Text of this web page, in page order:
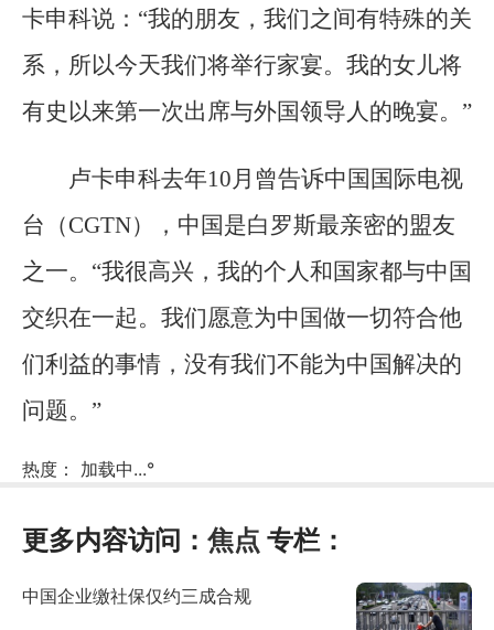
卡申科说：“我的朋友，我们之间有特殊的关
系，所以今天我们将举行家宴。我的女儿将
有史以来第一次出席与外国领导人的晚宴。”
卢卡申科去年10月曾告诉中国国际电视
台（CGTN），中国是白罗斯最亲密的盟友
之一。“我很高兴，我的个人和国家都与中国
交织在一起。我们愿意为中国做一切符合他
们利益的事情，没有我们不能为中国解决的
问题。”
热度： 加载中...°
更多内容访问： 焦点 专栏：
中国企业缴社保仅约三成合规